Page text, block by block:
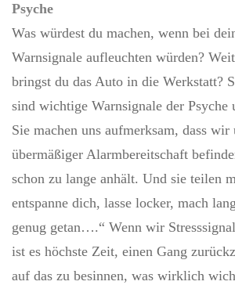
Psyche
Was würdest du machen, wenn bei
Warnsignale aufleuchten würden?
bringst du das Auto in die Werkstatt?
sind wichtige Warnsignale der Psyche
Sie machen uns aufmerksam, dass wir
übermäßiger Alarmbereitschaft
schon zu lange anhält. Und sie teilen
entspanne dich, lasse locker, mach
genug getan….“ Wenn wir
ist es höchste Zeit, einen Gang
auf das zu besinnen, was wirklich